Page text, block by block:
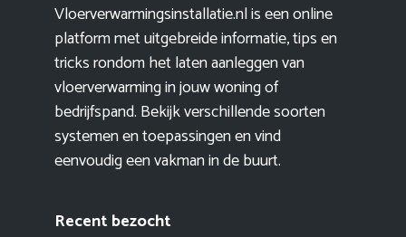
Vloerverwarmingsinstallatie.nl is een online
platform met uitgebreide informatie, tips en
tricks rondom het laten aanleggen van
vloerverwarming in jouw woning of
bedrijfspand. Bekijk verschillende soorten
systemen en toepassingen en vind
eenvoudig een vakman in de buurt.
Recent bezocht